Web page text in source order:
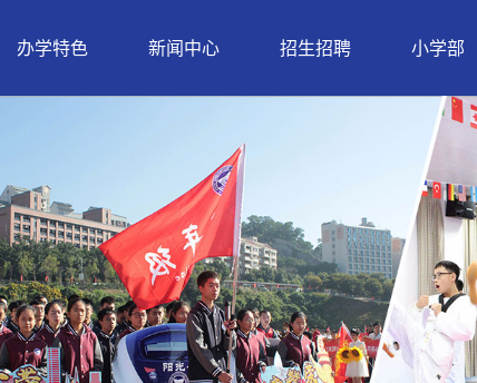
办学特色 新闻中心 招生招聘 小学部